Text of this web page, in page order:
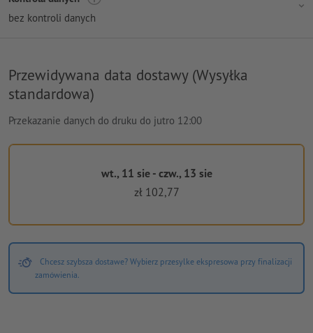
bez kontroli danych
Przewidywana data dostawy (Wysyłka
standardowa)
Przekazanie danych do druku do jutro 12:00
wt., 11 sie - czw., 13 sie
zł 102,77
Chcesz szybsza dostawe? Wybierz przesylke ekspresowa przy finalizacji
zamówienia.